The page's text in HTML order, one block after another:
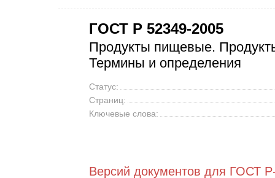
ГОСТ Р 52349-2005
Продукты пищевые.
Термины и определения
Статус:
Страниц:
Ключевые слова:
Версий документов для ГОСТ